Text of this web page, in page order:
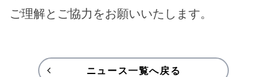
ご理解とご協力をお願いいたします。
ニュース一覧へ戻る